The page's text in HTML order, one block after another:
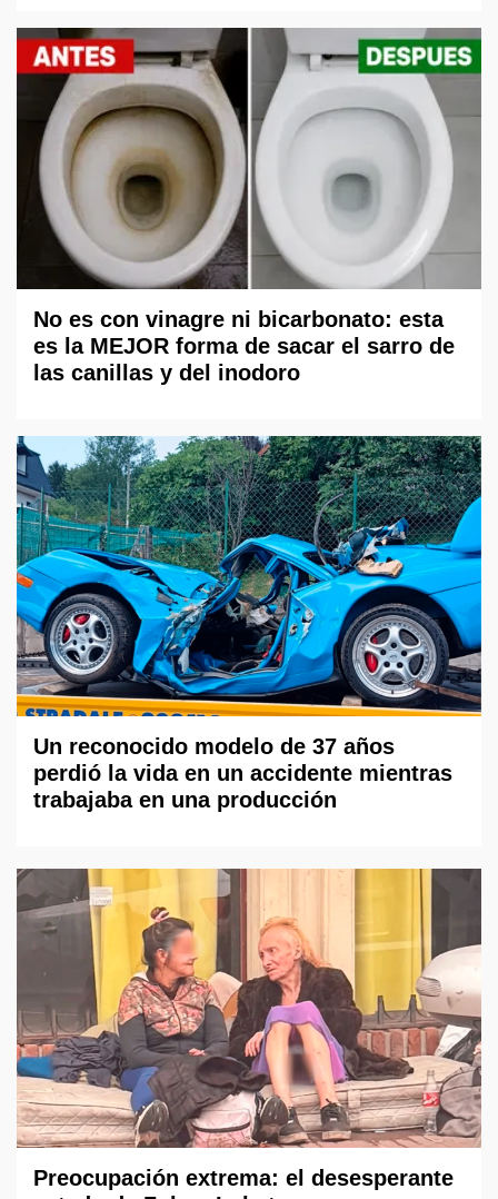
No es con vinagre ni bicarbonato: esta
es la MEJOR forma de sacar el sarro de
las canillas y del inodoro
Un reconocido modelo de 37 años
perdió la vida en un accidente mientras
trabajaba en una producción
Preocupación extrema: el desesperante